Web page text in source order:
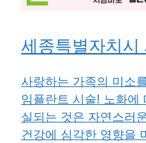
세종특별자치시
사랑하는 가족의 미소
임플란트 시술! 노화에
실되는 것은 자연스러
건강에 심각한 영향을